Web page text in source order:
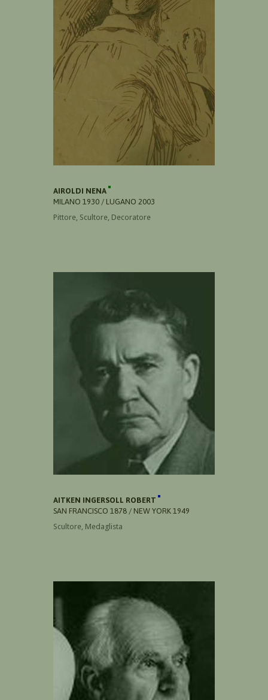
AIROLDI NENA
MILANO 1930 / LUGANO 2003
Pittore, Scultore, Decoratore
AITKEN INGERSOLL ROBERT
SAN FRANCISCO 1878 / NEW YORK 1949
Scultore, Medaglista